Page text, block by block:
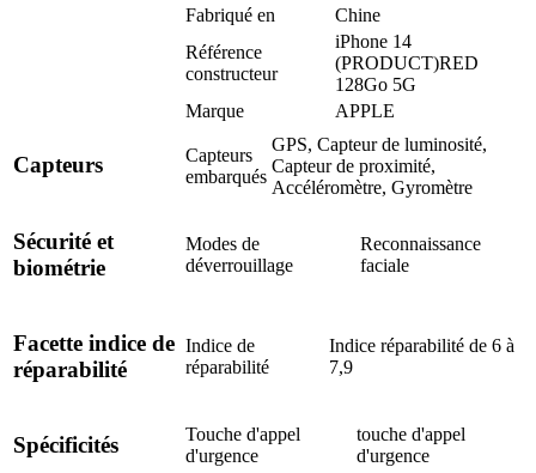
Fabriqué en
Chine
Référence
constructeur
iPhone 14
(PRODUCT)RED
128Go 5G
Marque
APPLE
Capteurs
Capteurs
embarqués
GPS, Capteur de luminosité,
Capteur de proximité,
Accéléromètre, Gyromètre
Sécurité et
biométrie
Modes de
déverrouillage
Reconnaissance
faciale
Facette indice de
réparabilité
Indice de
réparabilité
Indice réparabilité de 6 à
7,9
Spécificités
Touche d'appel
d'urgence
touche d'appel
d'urgence